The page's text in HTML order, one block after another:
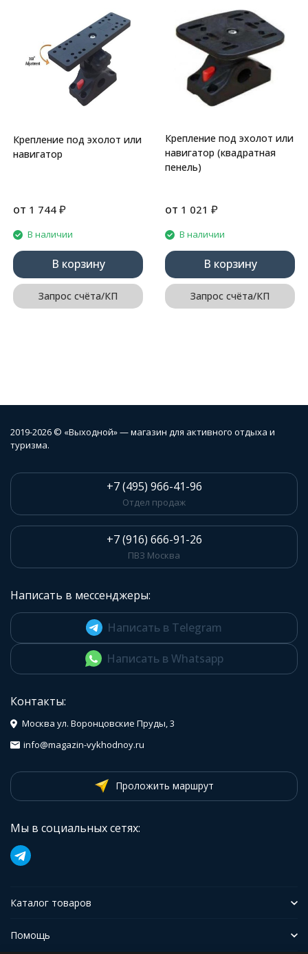
Крепление под эхолот или
навигатор
от 1 744 ₽
В наличии
В корзину
Запрос счёта/КП
Крепление под эхолот или
навигатор (квадратная
пенель)
от 1 021 ₽
В наличии
В корзину
Запрос счёта/КП
2019-2026 © «Выходной» — магазин для активного отдыха и
туризма.
+7 (495) 966-41-96
Отдел продаж
+7 (916) 666-91-26
ПВЗ Москва
Написать в мессенджеры:
Написать в Telegram
Написать в Whatsapp
Контакты:
Москва ул. Воронцовские Пруды, 3
info@magazin-vykhodnoy.ru
Проложить маршрут
Мы в социальных сетях:
Каталог товаров
Помощь